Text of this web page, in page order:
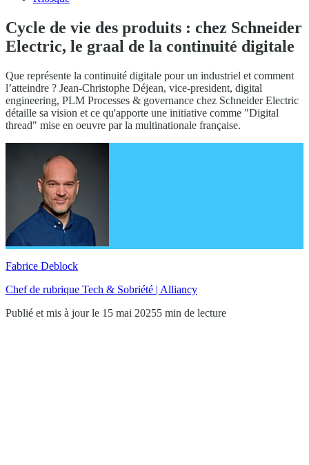
Cycle de vie des produits : chez Schneider
Electric, le graal de la continuité digitale
Que représente la continuité digitale pour un industriel et comment
l’atteindre ? Jean-Christophe Déjean, vice-president, digital
engineering, PLM Processes & governance chez Schneider Electric
détaille sa vision et ce qu'apporte une initiative comme "Digital
thread" mise en oeuvre par la multinationale française.
Fabrice Deblock
Chef de rubrique Tech & Sobriété | Alliancy
Publié et mis à jour le 15 mai 20255 min de lecture